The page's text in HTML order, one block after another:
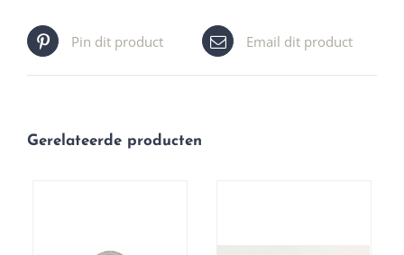
Pin dit product Email dit product
Gerelateerde producten